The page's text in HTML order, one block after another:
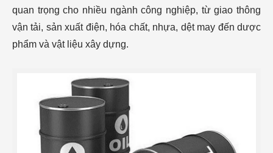
quan trọng cho nhiều ngành công nghiệp, từ giao thông
vận tải, sản xuất điện, hóa chất, nhựa, dệt may đến dược
phẩm và vật liệu xây dựng.